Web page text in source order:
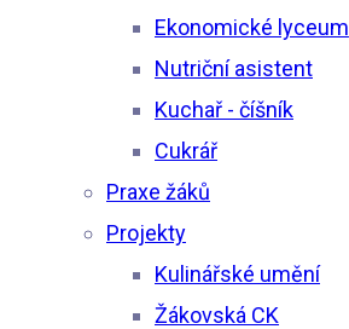
Ekonomické lyceum
Nutriční asistent
Kuchař - číšník
Cukrář
Praxe žáků
Projekty
Kulinářské umění
Žákovská CK